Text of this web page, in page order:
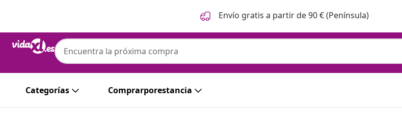
Envío gratis a partir de 90 € (Península)
Categorías Comprarporestancia